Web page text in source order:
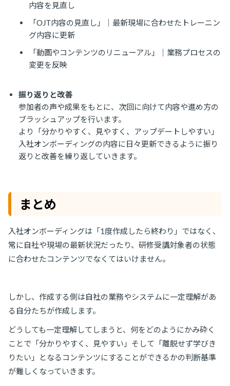
内容を見直し
「OJT内容の見直し」｜最新現場に合わせたトレーニン
グ内容に更新
「動画やコンテンツのリニューアル」｜業務プロセスの
変更を反映
振り返りと改善
参加者の声や成果をもとに、次回に向けて内容や進め方の
ブラッシュアップを行います。
より「分かりやすく、見やすく、アップデートしやすい」
入社オンボーディングの内容に日々更新できるように振り
返りと改善を繰り返していきます。
まとめ
入社オンボーディングは「1度作成したら終わり」ではなく、
常に自社や現場の最新状況だったり、研修受講対象者の状態
に合わせたコンテンツでなくてはいけません。
しかし、作成する側は自社の業務やシステムに一定理解があ
る自分たちが作成します。
どうしても一定理解してしまうと、何をどのようにかみ砕く
ことで「分かりやすく、見やすい」そして「離脱せず学びき
りたい」となるコンテンツにすることができるかの判断基準
が難しくなっていきます。